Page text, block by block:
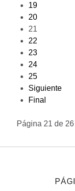
19
20
21
22
23
24
25
Siguiente
Final
Página 21 de 26